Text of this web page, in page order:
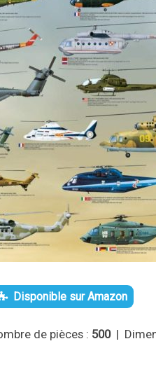
Disponible sur Amazon
de pièces : 500 |